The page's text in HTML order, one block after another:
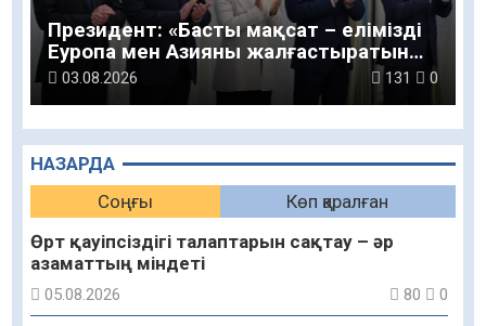
НАЗАРДА
Соңғы
Көп қаралған
Өрт қауіпсіздігі талаптарын сақтау – әр
азаматтың міндеті
05.08.2026 80 0
Президент: «Басты мақсат – елімізді
Еуропа мен Азияны жалғастыратын
жетекші логистикалық желінің біріне
03.08.2026 131 0